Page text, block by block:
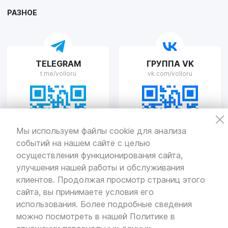
Мы используем файлы cookie для анализа
событий на нашем сайте с целью
осуществления функционирования сайта,
улучшения нашей работы и обслуживания
клиентов. Продолжая просмотр страниц этого
сайта, вы принимаете условия его
использования. Более подробные сведения
можно посмотреть в нашей Политике в
VOLLO Рязань
г. Рязань, улица Островского, д.109/2
Пн-Пт с 9:00 до 20:00, Сб-Вс выходной
VOLLO Тверь
г. Тверь, проспект Николая Корыткова, 17А
Пн-Пт с 9:00 до 19:00 Сб-Вс с 10:00 до 19:00
РАЗНОЕ
TELEGRAM
t.me/volloru
ГРУППА VK
vk.com/volloru
© Все права защищены. Информация сайта защищена законом
об авторских правах.
Политикаконфиденциальности
Разработкаи продвижение — «SeoOlimp»